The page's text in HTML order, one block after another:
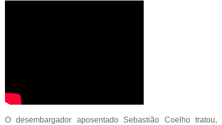
O desembargador aposentado Sebastião Coelho tratou,